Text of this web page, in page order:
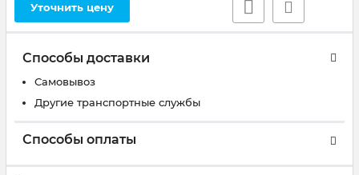
Уточнить цену
Способы доставки
Самовывоз
Другие транспортные службы
Способы оплаты